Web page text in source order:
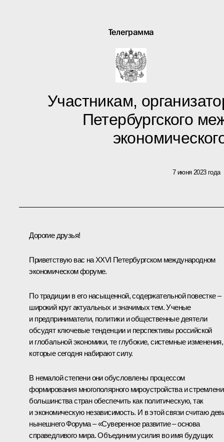
Телеграмма
Участникам,
Петербургского
7 июня 2023 года
Дорогие друзья!
Приветствую вас на XXVI Петербургском международном
экономическом форуме.
По традиции в его насыщенной, содержательной повестке –
широкий круг актуальных и значимых тем. Ученые
и предприниматели, политики и общественные деятели
обсудят ключевые тенденции и перспективы российской
и глобальной экономики, те глубокие, системные изменения,
которые сегодня набирают силу.
В немалой степени они обусловлены процессом
формирования многополярного мироустройства и
большинства стран обеспечить как политическую, так
и экономическую независимость. И в этой связи считаю
нынешнего Форума – «Суверенное развитие – основа
справедливого мира. Объединим усилия во имя будущих